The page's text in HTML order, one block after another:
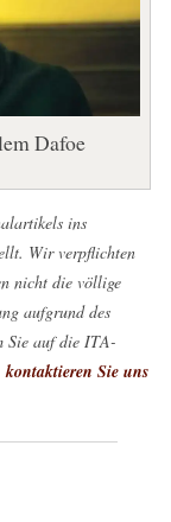
Dafoe
ins
Wir verpflichten
nicht die völlige
aufgrund des
Sie auf die ITA-
kontaktieren Sie uns